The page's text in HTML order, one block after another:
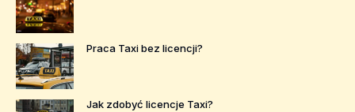
Praca Taxi bez licencji?
Jak zdobyć licencje Taxi?